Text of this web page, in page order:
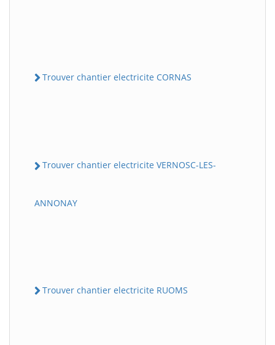
Trouver chantier electricite CORNAS
Trouver chantier electricite VERNOSC-LES-
ANNONAY
Trouver chantier electricite RUOMS